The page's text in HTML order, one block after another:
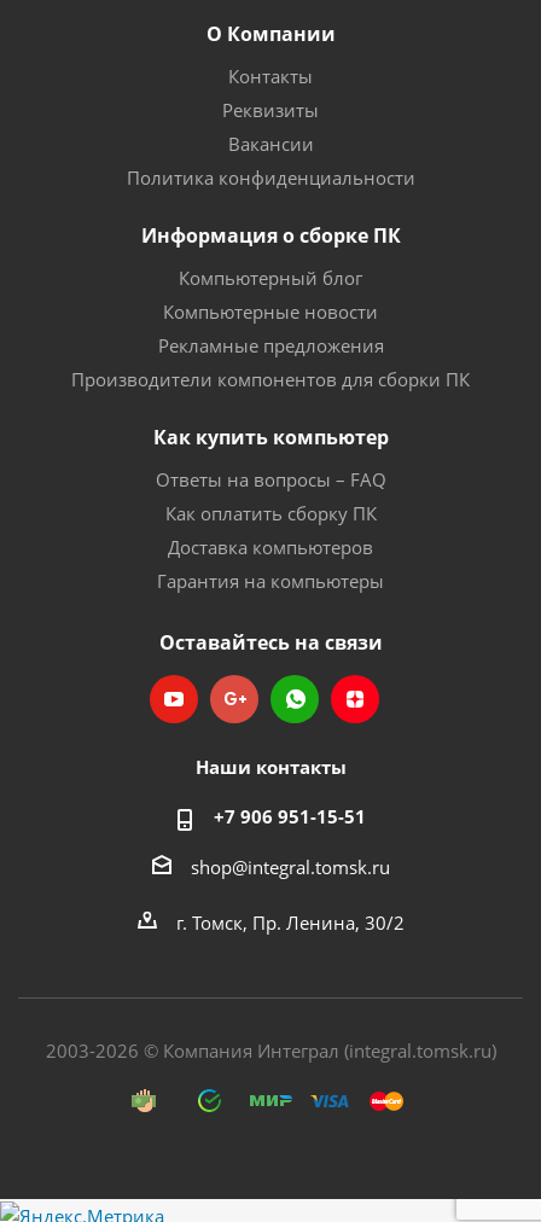
О Компании
Контакты
Реквизиты
Вакансии
Политика конфиденциальности
Информация о сборке ПК
Компьютерный блог
Компьютерные новости
Рекламные предложения
Производители компонентов для сборки ПК
Как купить компьютер
Ответы на вопросы – FAQ
Как оплатить сборку ПК
Доставка компьютеров
Гарантия на компьютеры
Оставайтесь на связи
Наши контакты
+7 906 951-15-51
shop@integral.tomsk.ru
г. Томск, Пр. Ленина, 30/2
2003-2026 © Компания Интеграл (integral.tomsk.ru)